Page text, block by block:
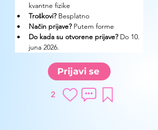
kvantne fizike
Troškovi? Besplatno
Način prijave? Putem forme
Do kada su otvorene prijave? Do 10.
juna 2026.
Prijavi se
2